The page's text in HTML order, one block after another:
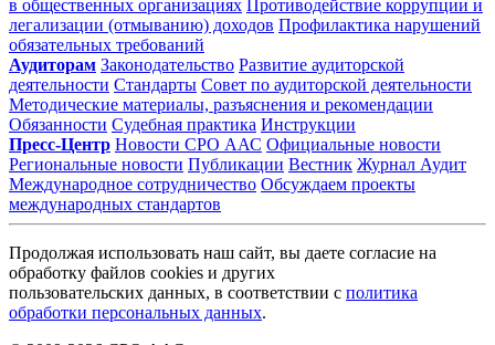
в общественных организациях Противодействие коррупции и
легализации (отмыванию) доходов Профилактика нарушений
обязательных требований
Аудиторам Законодательство Развитие аудиторской
деятельности Стандарты Совет по аудиторской деятельности
Методические материалы, разъяснения и рекомендации
Обязанности Судебная практика Инструкции
Пресс-Центр Новости СРО ААС Официальные новости
Региональные новости Публикации Вестник Журнал Аудит
Международное сотрудничество Обсуждаем проекты
международных стандартов
Продолжая использовать наш сайт, вы даете согласие на
обработку файлов cookies и других
пользовательских данных, в соответствии с политика
обработки персональных данных.